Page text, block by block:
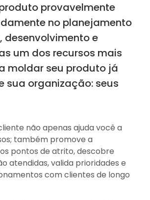
provavelmente
no planejamento
desenvolvimento e
um dos recursos mais
moldar seu produto já
sua organização: seus
não apenas ajuda você a
também promove a
pontos de atrito, descobre
atendidas, valida prioridades e
com clientes de longo